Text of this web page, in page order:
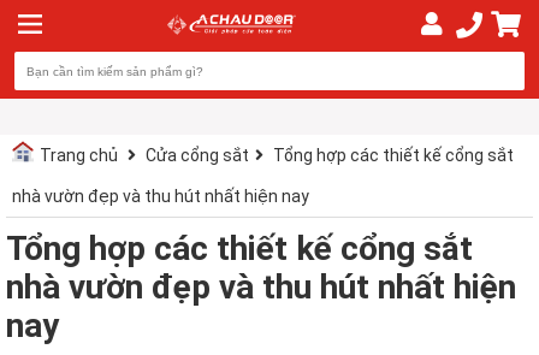
Trang chủ Cửa cổng sắt Tổng hợp các thiết kế cổng sắt
nhà vườn đẹp và thu hút nhất hiện nay
Tổng hợp các thiết kế cổng sắt
nhà vườn đẹp và thu hút nhất hiện
nay